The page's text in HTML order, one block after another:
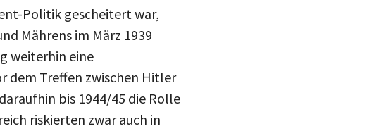
Politik gescheitert war,
Mährens im März 1939
weiterhin eine
dem Treffen zwischen Hitler
bis 1944/45 die Rolle
riskierten zwar auch in